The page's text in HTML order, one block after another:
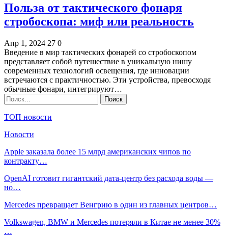
Польза от тактического фонаря
стробоскопа: миф или реальность
Апр 1, 2024 27 0
Введение в мир тактических фонарей со стробоскопом
представляет собой путешествие в уникальную нишу
современных технологий освещения, где инновации
встречаются с практичностью. Эти устройства, превосходя
обычные фонари, интегрируют…
ТОП новости
Новости
Apple заказала более 15 млрд американских чипов по
контракту…
OpenAI готовит гигантский дата-центр без расхода воды —
но…
Mercedes превращает Венгрию в один из главных центров…
Volkswagen, BMW и Mercedes потеряли в Китае не менее 30%
…